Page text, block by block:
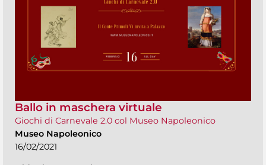
Ballo in maschera virtuale
Giochi di Carnevale 2.0 col Museo Napoleonico
Museo Napoleonico
16/02/2021